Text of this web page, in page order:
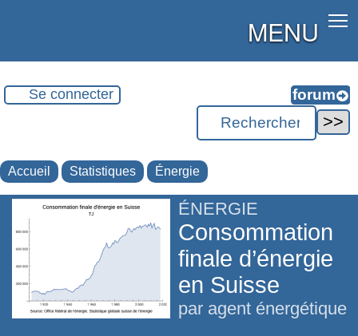
MENU
Se connecter
Accueil Statistiques Énergie
ÉNERGIE
Consommation
finale d’énergie
en Suisse
par agent énergétique